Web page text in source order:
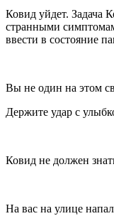
Ковид уйдет. Задача
странными
ввести в состояние
Вы не один на этом
Держите удар с
Ковид не должен
На вас на улице